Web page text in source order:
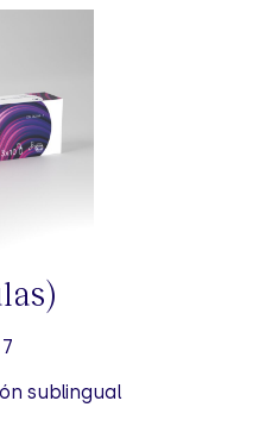
sublingual